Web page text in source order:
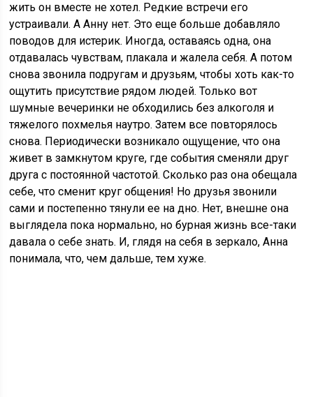
жить он вместе не хотел. Редкие встречи его
устраивали. А Анну нет. Это еще больше добавляло
поводов для истерик. Иногда, оставаясь одна, она
отдавалась чувствам, плакала и жалела себя. А потом
снова звонила подругам и друзьям, чтобы хоть как-то
ощутить присутствие рядом людей. Только вот
шумные вечеринки не обходились без алкоголя и
тяжелого похмелья наутро. Затем все повторялось
снова. Периодически возникало ощущение, что она
живет в замкнутом круге, где события сменяли друг
друга с постоянной частотой. Сколько раз она обещала
себе, что сменит круг общения! Но друзья звонили
сами и постепенно тянули ее на дно. Нет, внешне она
выглядела пока нормально, но бурная жизнь все-таки
давала о себе знать. И, глядя на себя в зеркало, Анна
понимала, что, чем дальше, тем хуже.